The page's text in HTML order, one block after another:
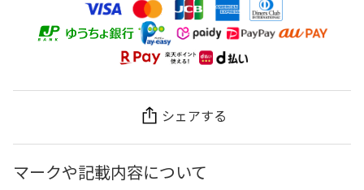
シェアする
マークや記載内容について